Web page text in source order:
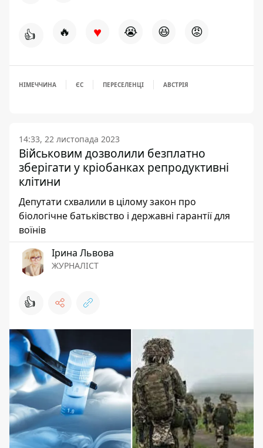
👍 🔥 ♥ 😭 😆 😡
НІМЕЧЧИНА ЄС ПЕРЕСЕЛЕНЦІ АВСТРІЯ
14:33, 22 листопада 2023
Військовим дозволили безплатно
зберігати у кріобанках репродуктивні
клітини
Депутати схвалили в цілому закон про
біологічне батьківство і державні гарантії для
воїнів
Ірина Львова
ЖУРНАЛІСТ
👍